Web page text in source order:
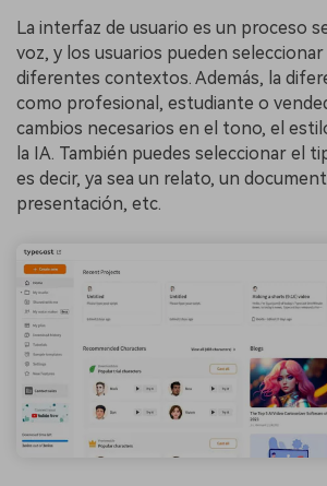
La interfaz de usuario es un proceso
voz, y los usuarios pueden seleccionar
diferentes contextos. Además, la
como profesional, estudiante o
cambios necesarios en el tono, el
la IA. También puedes seleccionar el
es decir, ya sea un relato, un
presentación, etc.